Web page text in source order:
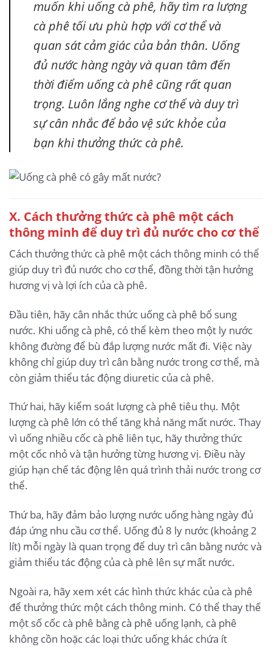
muốn khi uống cà phê, hãy tìm ra lượng
cà phê tối ưu phù hợp với cơ thể và
quan sát cảm giác của bản thân. Uống
đủ nước hàng ngày và quan tâm đến
thời điểm uống cà phê cũng rất quan
trọng. Luôn lắng nghe cơ thể và duy trì
sự cân nhắc để bảo vệ sức khỏe của
bạn khi thưởng thức cà phê.
X. Cách thưởng thức cà phê một cách
thông minh để duy trì đủ nước cho cơ thể
Cách thưởng thức cà phê một cách thông minh có thể
giúp duy trì đủ nước cho cơ thể, đồng thời tận hưởng
hương vị và lợi ích của cà phê.
Đầu tiên, hãy cân nhắc thức uống cà phê bổ sung
nước. Khi uống cà phê, có thể kèm theo một ly nước
không đường để bù đắp lượng nước mất đi. Việc này
không chỉ giúp duy trì cân bằng nước trong cơ thể, mà
còn giảm thiểu tác động diuretic của cà phê.
Thứ hai, hãy kiểm soát lượng cà phê tiêu thụ. Một
lượng cà phê lớn có thể tăng khả năng mất nước. Thay
vì uống nhiều cốc cà phê liên tục, hãy thưởng thức
một cốc nhỏ và tận hưởng từng hương vị. Điều này
giúp hạn chế tác động lên quá trình thải nước trong cơ
thể.
Thứ ba, hãy đảm bảo lượng nước uống hàng ngày đủ
đáp ứng nhu cầu cơ thể. Uống đủ 8 ly nước (khoảng 2
lít) mỗi ngày là quan trọng để duy trì cân bằng nước và
giảm thiểu tác động của cà phê lên sự mất nước.
Ngoài ra, hãy xem xét các hình thức khác của cà phê
để thưởng thức một cách thông minh. Có thể thay thế
một số cốc cà phê bằng cà phê uống lạnh, cà phê
không cồn hoặc các loại thức uống khác chứa ít